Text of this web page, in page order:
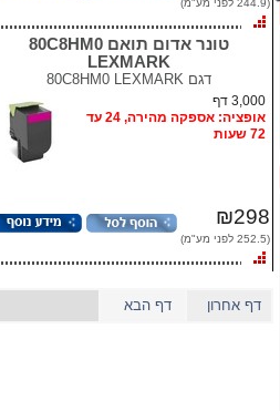
(244.9 לפני מע"מ)
טונר אדום תואם 80C8HM0
LEXMARK
דגם80C8HM0 LEXMARK
3,000 דף
אופציה: אספקה מהירה, 24 עד
72 שעות
₪298
(252.5 לפני מע"מ)
דף הבא דף אחרון